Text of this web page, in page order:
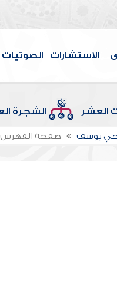
الاستشارات الصوتيات
العشر الشجرة
يوسف صفحة الفهرس